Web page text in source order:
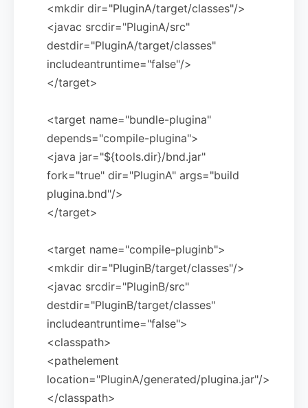
<mkdir dir="PluginA/target/classes"/>
<javac srcdir="PluginA/src"
destdir="PluginA/target/classes"
includeantruntime="false"/>
</target>
<target name="bundle-plugina"
depends="compile-plugina">
<java jar="${tools.dir}/bnd.jar"
fork="true" dir="PluginA" args="build
plugina.bnd"/>
</target>
<target name="compile-pluginb">
<mkdir dir="PluginB/target/classes"/>
<javac srcdir="PluginB/src"
destdir="PluginB/target/classes"
includeantruntime="false">
<classpath>
<pathelement
location="PluginA/generated/plugina.jar"/>
</classpath>